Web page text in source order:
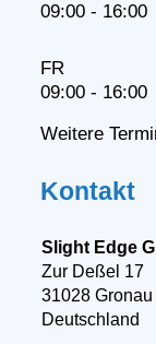
09:00 - 16:00
FR
09:00 - 16:00
Weitere
Kontakt
Slight Edge
Zur Deßel 17
31028
Deutschland